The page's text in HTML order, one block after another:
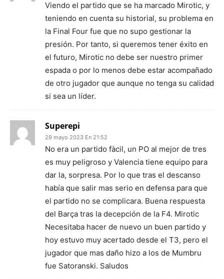
Viendo el partido que se ha marcado Mirotic, y
teniendo en cuenta su historial, su problema en
la Final Four fue que no supo gestionar la
presión. Por tanto, si queremos tener éxito en
el futuro, Mirotic no debe ser nuestro primer
espada o por lo menos debe estar acompañado
de otro jugador que aunque no tenga su calidad
si sea un líder.
Superepi
29 mayo 2023 En 21:52
No era un partido fàcil, un PO al mejor de tres
es muy peligroso y Valencia tiene equipo para
dar la, sorpresa. Por lo que tras el descanso
había que salir mas serio en defensa para que
el partido no se complicara. Buena respuesta
del Barça tras la decepción de la F4. Mirotic
Necesitaba hacer de nuevo un buen partido y
hoy estuvo muy acertado desde el T3, pero el
jugador que mas daño hizo a los de Mumbru
fue Satoranski. Saludos